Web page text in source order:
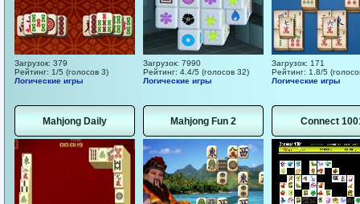
Загрузок: 379
Рейтинг: 1/5 (голосов 3)
Логические игры
Загрузок: 7990
Рейтинг: 4.4/5 (голосов 32)
Логические игры
Загрузок: 171
Рейтинг: 1.8/5
Логические игры
Mahjong Daily Mahjong Fun 2 Connect